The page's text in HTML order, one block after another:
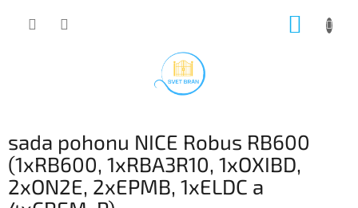
sada pohonu NICE Robus RB600
(1xRB600, 1xRBA3R10, 1xOXIBD,
2xON2E, 2xEPMB, 1xELDC a